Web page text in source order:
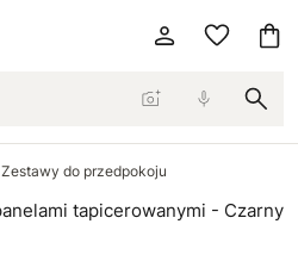
Zestawy do przedpokoju